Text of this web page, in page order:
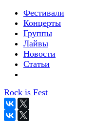
Фестивали
Концерты
Группы
Лайвы
Новости
Статьи
Rock is Fest